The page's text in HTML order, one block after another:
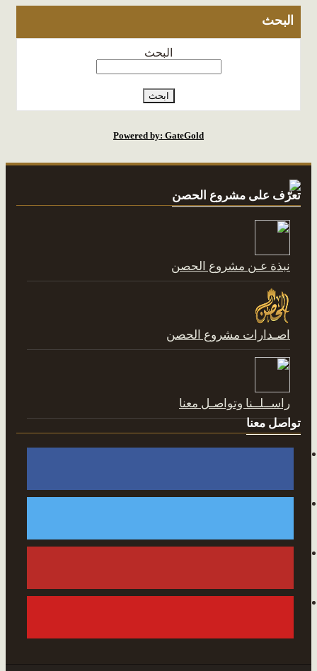
البحث
البحث
Powered by: GateGold
تعرّف على مشروع الحصن
نبذة عـن مشروع الحصن
اصـدارات مشروع الحصن
راســلــنا وتواصـل معنا
تواصل معنا